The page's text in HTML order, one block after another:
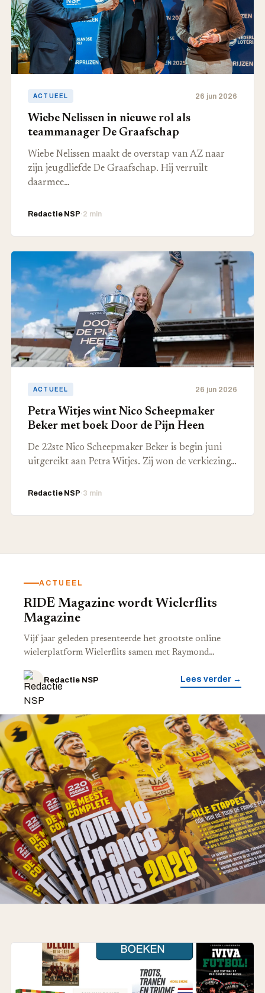
ACTUEEL 26 jun 2026
Wiebe Nelissen in nieuwe rol als
teammanager De Graafschap
Wiebe Nelissen maakt de overstap van AZ naar
zijn jeugdliefde De Graafschap. Hij verruilt
daarmee…
Redactie NSP·2 min
ACTUEEL 26 jun 2026
Petra Witjes wint Nico Scheepmaker
Beker met boek Door de Pijn Heen
De 22ste Nico Scheepmaker Beker is begin juni
uitgereikt aan Petra Witjes. Zij won de verkiezing…
Redactie NSP·3 min
ACTUEEL
RIDE Magazine wordt Wielerflits
Magazine
Vijf jaar geleden presenteerde het grootste online
wielerplatform Wielerflits samen met Raymond…
Redactie NSP Lees verder →